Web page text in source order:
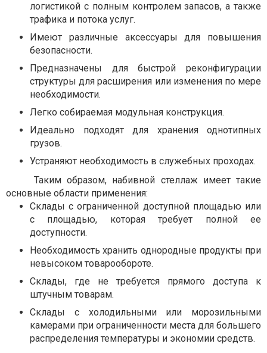
логистикой с полным контролем запасов, а также
трафика и потока услуг.
Имеют различные аксессуары для повышения
безопасности.
Предназначены для быстрой реконфигурации
структуры для расширения или изменения по мере
необходимости.
Легко собираемая модульная конструкция.
Идеально подходят для хранения однотипных
грузов.
Устраняют необходимость в служебных проходах.
Таким образом, набивной стеллаж имеет такие
основные области применения:
Склады с ограниченной доступной площадью или
с площадью, которая требует полной ее
доступности.
Необходимость хранить однородные продукты при
невысоком товарообороте.
Склады, где не требуется прямого доступа к
штучным товарам.
Склады с холодильными или морозильными
камерами при ограниченности места для большего
распределения температуры и экономии средств.